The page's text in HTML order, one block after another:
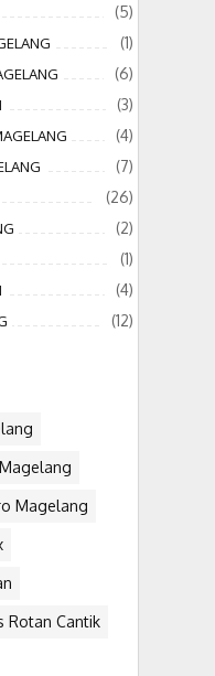
(5)
(1)
(6)
(3)
(4)
(7)
(26)
(2)
(1)
(4)
(12)
Magelang
Rotan Cantik